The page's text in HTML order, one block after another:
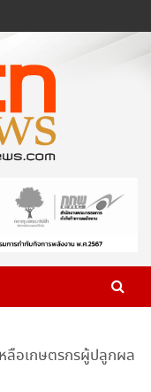
หลือเกษตรกรผู้ปลูกผล